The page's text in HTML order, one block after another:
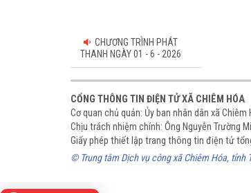
CHƯƠNG TRÌNH PHÁT
THANH NGÀY 01 - 6 - 2026
CỔNG THÔNG TIN ĐIỆN TỬ XÃ CHIÊM HÓA
Cơ quan chủ quản: Ủy ban nhân dân xã Chiêm
Chịu trách nhiệm chính: Ông Nguyễn Trường
Giấy phép thiết lập trang thông tin điện tử
© Trung tâm Dịch vụ công xã Chiêm Hóa, tỉnh